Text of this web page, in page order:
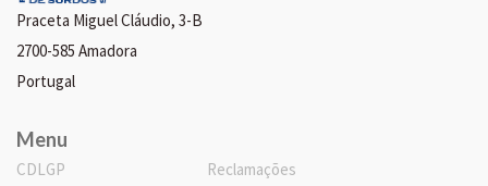
Praceta Miguel Cláudio, 3-B
2700-585 Amadora
Portugal
Menu
CDLGP
Reclamações